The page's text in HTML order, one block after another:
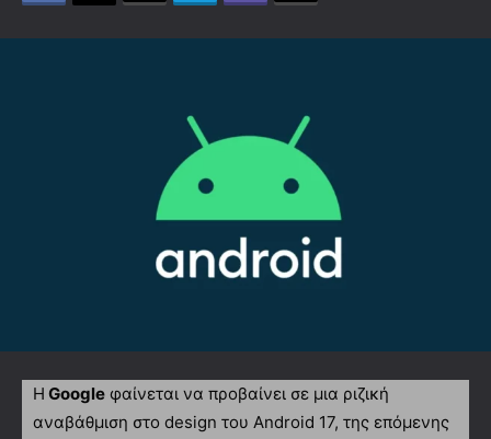
Η Google φαίνεται να προβαίνει σε μια ριζική
αναβάθμιση στο design του Android 17, της επόμενης